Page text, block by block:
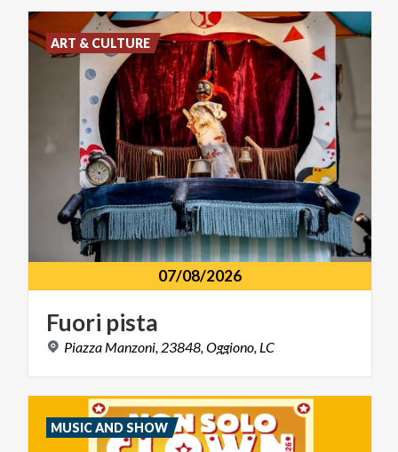
07/08/2026
Fuori pista
Piazza Manzoni, 23848,Oggiono, LC
ART & CULTURE
MUSIC AND SHOW